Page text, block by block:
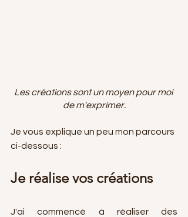
Les créations sont un moyen pour moi
de m'exprimer.
Je vous explique un peu mon parcours
ci-dessous :
Je réalise vos créations
J'ai commencé à réaliser des